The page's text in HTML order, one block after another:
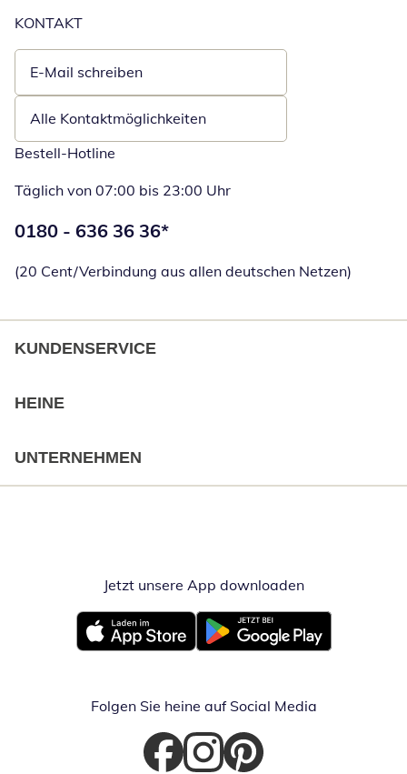
KONTAKT
E-Mail schreiben
Öffnet E-Mail-Client
Alle Kontaktmöglichkeiten
Bestell-Hotline
Täglich von 07:00 bis 23:00 Uhr
Telefonnummer:
0180 - 636 36 36*
(20 Cent/Verbindung aus allen deutschen Netzen)
KUNDENSERVICE
HEINE
UNTERNEHMEN
Jetzt unsere App downloadenÖffnet in
Öffnet in neuem FensterÖffnet in neuem Fenster
Folgen Sie heine auf Social Media